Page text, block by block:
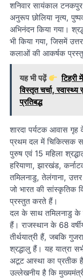
शनिवार सायंकाल
अनुरूप छोलिया नृत्य,
अभिनंदन किया गया।
भी किया गया, जिसमें
कलाओं की आकर्षक
यह भी पढ़ें
विस्तृत चर्चा,
प्रतिबद्ध
शारदा पर्यटक आवास गृह
प्रथम दल में चिकित्सक
पुरुष एवं 15 महिला
हरियाणा, झारखंड,
तमिलनाडु, तेलंगाना,
जो भारत की सांस्कृतिक
प्रस्तुत करते हैं।
दल के साथ तमिलनाडु के
हैं। राजस्थान के 68
तीर्थयात्री हैं, जबकि
श्रद्धालु हैं। यह यात्रा
अटूट आस्था का प्रतीक
उल्लेखनीय है कि